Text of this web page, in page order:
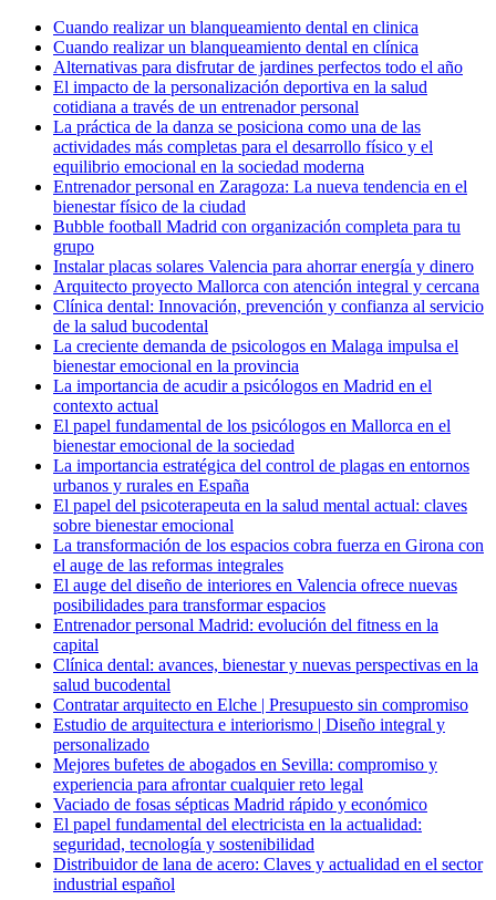
Cuando realizar un blanqueamiento dental en clinica
Cuando realizar un blanqueamiento dental en clínica
Alternativas para disfrutar de jardines perfectos todo el año
El impacto de la personalización deportiva en la salud
cotidiana a través de un entrenador personal
La práctica de la danza se posiciona como una de las
actividades más completas para el desarrollo físico y el
equilibrio emocional en la sociedad moderna
Entrenador personal en Zaragoza: La nueva tendencia en el
bienestar físico de la ciudad
Bubble football Madrid con organización completa para tu
grupo
Instalar placas solares Valencia para ahorrar energía y dinero
Arquitecto proyecto Mallorca con atención integral y cercana
Clínica dental: Innovación, prevención y confianza al servicio
de la salud bucodental
La creciente demanda de psicologos en Malaga impulsa el
bienestar emocional en la provincia
La importancia de acudir a psicólogos en Madrid en el
contexto actual
El papel fundamental de los psicólogos en Mallorca en el
bienestar emocional de la sociedad
La importancia estratégica del control de plagas en entornos
urbanos y rurales en España
El papel del psicoterapeuta en la salud mental actual: claves
sobre bienestar emocional
La transformación de los espacios cobra fuerza en Girona con
el auge de las reformas integrales
El auge del diseño de interiores en Valencia ofrece nuevas
posibilidades para transformar espacios
Entrenador personal Madrid: evolución del fitness en la
capital
Clínica dental: avances, bienestar y nuevas perspectivas en la
salud bucodental
Contratar arquitecto en Elche | Presupuesto sin compromiso
Estudio de arquitectura e interiorismo | Diseño integral y
personalizado
Mejores bufetes de abogados en Sevilla: compromiso y
experiencia para afrontar cualquier reto legal
Vaciado de fosas sépticas Madrid rápido y económico
El papel fundamental del electricista en la actualidad:
seguridad, tecnología y sostenibilidad
Distribuidor de lana de acero: Claves y actualidad en el sector
industrial español